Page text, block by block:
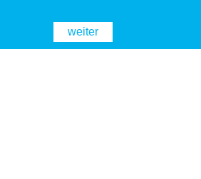
weiter